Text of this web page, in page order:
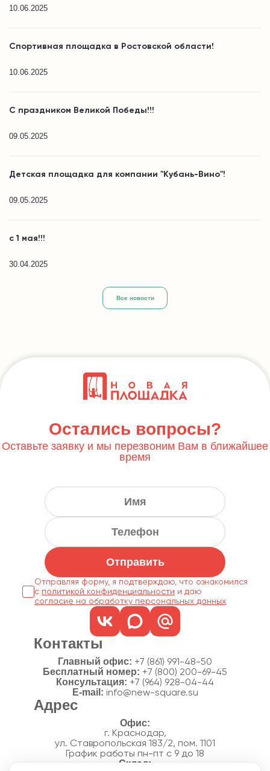
10.06.2025
Спортивная площадка в Ростовской области!
10.06.2025
С праздником Великой Победы!!!
09.05.2025
Детская площадка для компании "Кубань-Вино"!
09.05.2025
с 1 мая!!!
30.04.2025
Все новости
Остались вопросы?
Оставьте заявку и мы перезвоним Вам в ближайшее
время
Отправить
Отправляя форму, я подтверждаю, что ознакомился
с политикой конфиденциальности
согласие на обработку персональных данных
Контакты
Главный офис: +7 (861) 991-48-50
Бесплатный номер: +7 (800) 200-69-45
Консультация: +7 (964) 928-04-44
E-mail: info@new-square.su
Адрес
г. Краснодар,
ул. Ставропольская 183/2, пом. 1101
График работы пн-пт с 9 до 18